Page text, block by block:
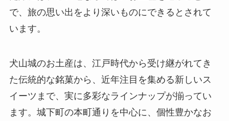
で、旅の思い出をより深いものにできるとされて
います。
犬山城のお土産は、江戸時代から受け継がれてき
た伝統的な銘菓から、近年注目を集める新しいス
イーツまで、実に多彩なラインナップが揃ってい
ます。城下町の本町通りを中心に、個性豊かなお